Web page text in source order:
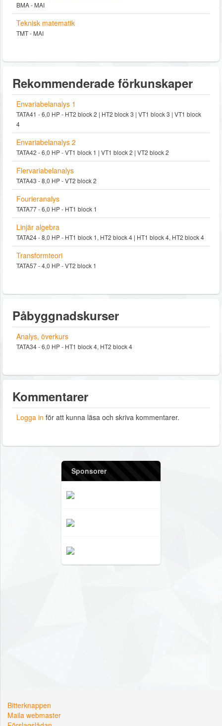
BMA - MAI
Teknisk matematik
TMT - MAI
Rekommenderade förkunskaper
Envariabelanalys 1
TATA41 - 6,0 HP - HT2 block 2 | HT2 block 3 | VT1 block 3 | VT1 block
4
Envariabelanalys 2
TATA42 - 6,0 HP - VT1 block 1 | VT1 block 2 | VT2 block 2
Flervariabelanalys
TATA43 - 8,0 HP - VT2 block 2
Fourieranalys
TATA77 - 6,0 HP - HT1 block 1
Linjär algebra
TATA24 - 8,0 HP - HT1 block 1, HT2 block 4 | HT1 block 4, HT2 block 4
Transformteori
TATA57 - 4,0 HP - VT2 block 1
Påbyggnadskurser
Analys, överkurs
TATA34 - 6,0 HP - HT1 block 4, HT2 block 4
Kommentarer
Logga in för att kunna läsa och skriva kommentarer.
Sponsorer
Bitterknappen
Maila webmaster